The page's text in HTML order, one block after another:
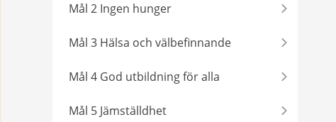
Mål 2 Ingen hunger
Mål 3 Hälsa och välbefinnande
Mål 4 God utbildning för alla
Mål 5 Jämställdhet